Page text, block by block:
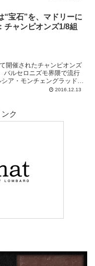
というものはなく、どんな
ルーチョチームがあるので
のように、決着はまだ付い
した。
“宝石”を、マドリーに
チャンピオンズ1/8組
開催されたチャンピオンズ
バルセロニズモ界隈で流行
ア・モンチェングラッドバ
について訊ねられたルイ
2位チームと当たることだ
と当たるか見てみよ
2016.12.13
ク